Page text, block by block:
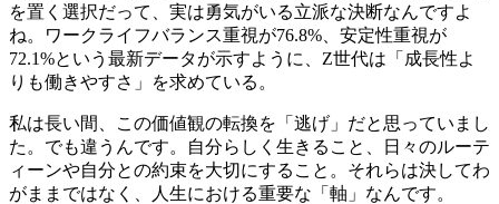
を置く選択だって、実は勇気がいる立派な決断なんですよ
ね。ワークライフバランス重視が76.8%、安定性重視が
72.1%という最新データが示すように、Z世代は「成長性よ
りも働きやすさ」を求めている。
私は長い間、この価値観の転換を「逃げ」だと思っていまし
た。でも違うんです。自分らしく生きること、日々のルーテ
ィーンや自分との約束を大切にすること。それらは決してわ
がままではなく、人生における重要な「軸」なんです。